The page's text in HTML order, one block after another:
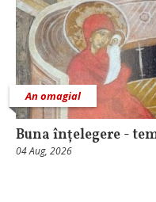
An omagial
Buna înțelegere -
04 Aug, 2026